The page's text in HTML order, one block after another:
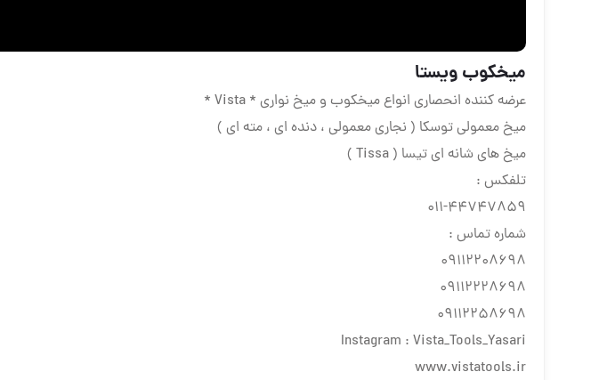
ميخكوب ويستا
عرضه كننده انحصارى انواع ميخكوب و ميخ نوارى * Vista *
ميخ معمولى توسكا ( نجارى معمولى ، دنده اى ، مته اى )
ميخ هاى شانه اى تيسا ( Tissa )
تلفكس :
٤٤٧٤٧٨٥٩-٠١١
شماره تماس :
٠٩١١٢٢٠٨٦٩٨
٠٩١١٢٢٢٨٦٩٨
٠٩١١٢٢٥٨٦٩٨
Instagram : Vista_Tools_Yasari
www.vistatools.ir